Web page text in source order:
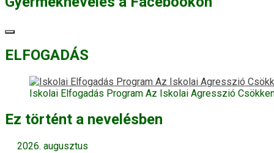
ELFOGADÁS
Iskolai Elfogadás Program Az Iskolai Agresszió
Ez történt a nevelésben
2026. augusztus